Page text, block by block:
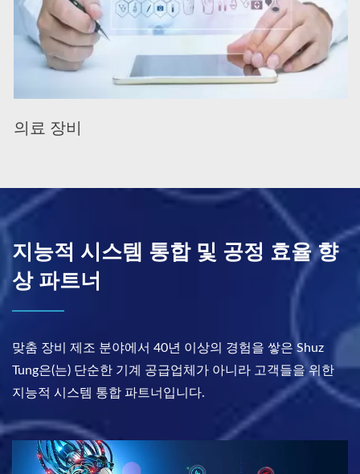
의료 장비
지능적 시스템 통합 및 공정 효율 향
상 파트너
맞춤 장비 제조 분야에서 40년 이상의 경험을 쌓은 Shuz
Tung은(는) 단순한 기계 공급업체가 아니라 고객들을 위한
지능적 시스템 통합 파트너입니다.